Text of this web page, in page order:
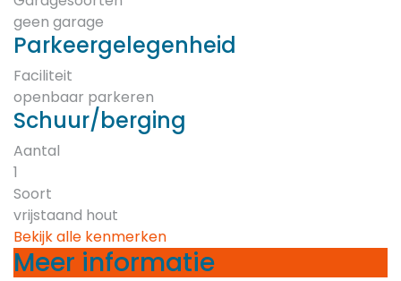
geen garage
Parkeergelegenheid
Faciliteit
openbaar parkeren
Schuur/berging
Aantal
1
Soort
vrijstaand hout
Bekijk alle kenmerken
Meer informatie